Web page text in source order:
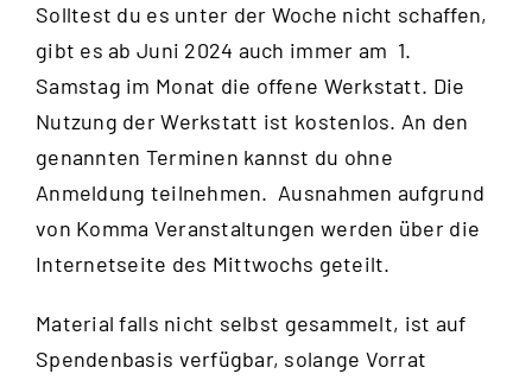
Solltest du es unter der Woche nicht schaffen,
gibt es ab Juni 2024 auch immer am 1.
Samstag im Monat die offene Werkstatt. Die
Nutzung der Werkstatt ist kostenlos. An den
genannten Terminen kannst du ohne
Anmeldung teilnehmen. Ausnahmen aufgrund
von Komma Veranstaltungen werden über die
Internetseite des Mittwochs geteilt.
Material falls nicht selbst gesammelt, ist auf
Spendenbasis verfügbar, solange Vorrat